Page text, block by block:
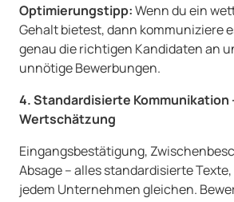
Optimierungstipp:Wenn du ein
Gehalt bietest, dann kommuniziere
genau die richtigen Kandidaten an
unnötige Bewerbungen.
4. Standardisierte Kommunikation
Wertschätzung
Eingangsbestätigung,
Absage – alles standardisierte
jedem Unternehmen gleichen.